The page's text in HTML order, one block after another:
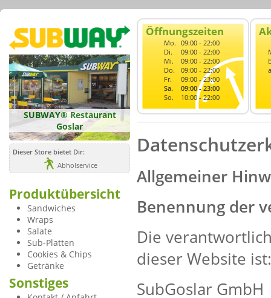
SUBWAY® Restaurant
Goslar
Dieser Store bietet Dir:
Abholservice
Produktübersicht
Sandwiches
Wraps
Salate
Sub-Platten
Cookies & Chips
Getränke
Sonstiges
Öffnungszeiten
Mo. 09:00 - 22:00
Di.
09:00 - 22:00
Mi.
09:00 - 22:00
Do.
09:00 - 22:00
Fr.
09:00 - 23:00
Sa.
09:00 - 23:00
So.
10:00 - 22:00
Allgemeiner
Benennung der
Die
dieser Website ist:
SubGoslar GmbH